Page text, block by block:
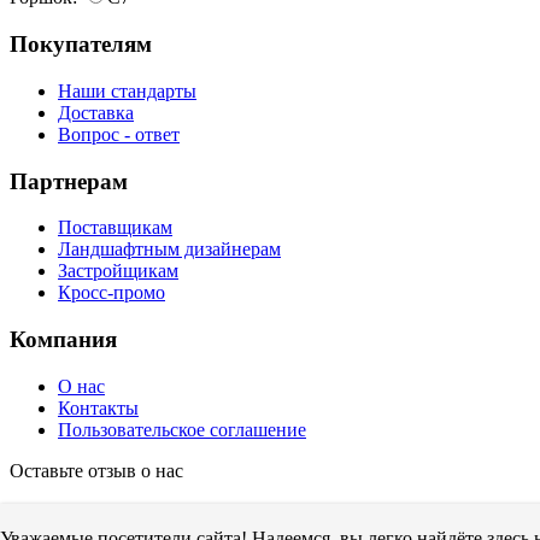
Покупателям
Наши стандарты
Доставка
Вопрос - ответ
Партнерам
Поставщикам
Ландшафтным дизайнерам
Застройщикам
Кросс-промо
Компания
О нас
Контакты
Пользовательское соглашение
Оставьте отзыв о нас